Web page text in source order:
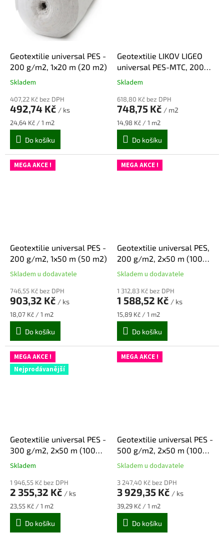
Geotextilie universal PES -
200 g/m2, 1x20 m (20 m2)
Průměrné
produktu
je
5,0
z
hvězdiček.
Skladem
407,22 Kč bez DPH
492,74 Kč / ks
Měrná
cena:
24,64 Kč / 1 m2
Do košíku
Geotextilie LIKOV LIGEO
universal PES-MTC, 200
g/m2, 1x50 m (50 m2)
Průměrné
produktu
je
5,0
z
hvězdiček.
Skladem
618,80 Kč bez DPH
748,75 Kč / m2
Měrná
cena:
14,98 Kč / 1 m2
Do košíku
MEGA AKCE !
Geotextilie universal PES -
200 g/m2, 1x50 m (50 m2)
Průměrné
produktu
je
5,0
z
hvězdiček.
Skladem u dodavatele
746,55 Kč bez DPH
903,32 Kč / ks
Měrná
cena:
18,07 Kč / 1 m2
Do košíku
MEGA AKCE !
Geotextilie universal PES,
200 g/m2, 2x50 m (100
m2)
Průměrné
produktu
je
5,0
z
hvězdiček.
Skladem u dodavatele
1 312,83 Kč bez DPH
1 588,52 Kč / ks
Měrná
cena:
15,89 Kč / 1 m2
Do košíku
MEGA AKCE !
Nejprodávanější
Geotextilie universal PES -
300 g/m2, 2x50 m (100
m2)
Průměrné
produktu
je
5,0
z
hvězdiček.
Skladem
1 946,55 Kč bez DPH
2 355,32 Kč / ks
Měrná
cena:
23,55 Kč / 1 m2
Do košíku
MEGA AKCE !
Geotextilie universal PES -
500 g/m2, 2x50 m (100
m2)
Průměrné
produktu
je
5,0
z
hvězdiček.
Skladem u dodavatele
3 247,40 Kč bez DPH
3 929,35 Kč / ks
Měrná
cena:
39,29 Kč / 1 m2
Do košíku